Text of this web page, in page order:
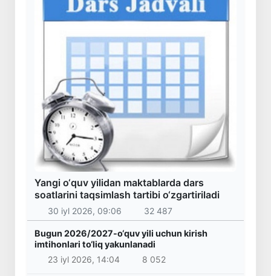
Yangi o‘quv yilidan maktablarda dars
soatlarini taqsimlash tartibi o‘zgartiriladi
30 iyl 2026, 09:06 32 487
Bugun 2026/2027-o‘quv yili uchun kirish
imtihonlari to‘liq yakunlanadi
23 iyl 2026, 14:04
8 052